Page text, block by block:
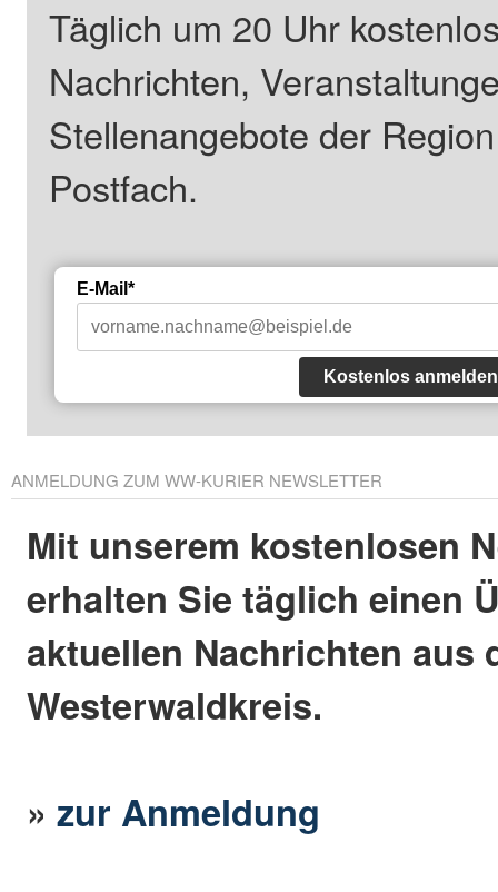
Täglich um 20 Uhr
Nachrichten,
Stellenangebote der
Postfach.
E-Mail*
Kostenlos anmelden
ANMELDUNG ZUM WW-KURIER NEWSLETTER
Mit unserem kostenlosen
erhalten Sie täglich einen
aktuellen Nachrichten aus
Westerwaldkreis.
»zur Anmeldung